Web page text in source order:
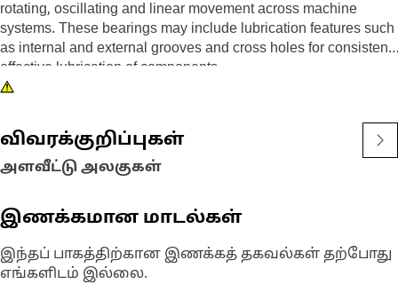
rotating, oscillating and linear movement across machine
systems. These bearings may include lubrication features such
as internal and external grooves and cross holes for consistent
effective lubrication of components.
விவரக்குறிப்புகள்
அளவீட்டு அலகுகள்
இணக்கமான மாடல்கள்
இந்தப் பாகத்திற்கான இணக்கத் தகவல்கள் தற்போது
எங்களிடம் இல்லை.